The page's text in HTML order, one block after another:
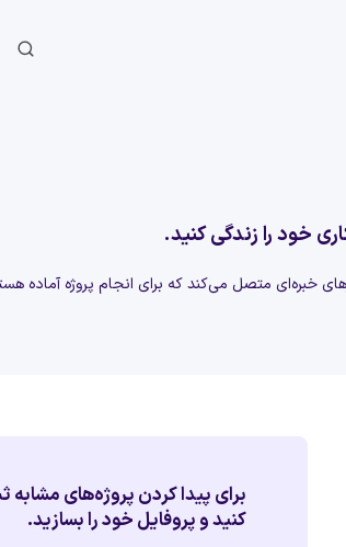
خود را زندگی کنید.
خبره‌ای متصل می‌کند که برای انجام پروژه آماده
برای پیدا کردن پروژه‌های مشابه
کنید و پروفایل خود را بسازید.